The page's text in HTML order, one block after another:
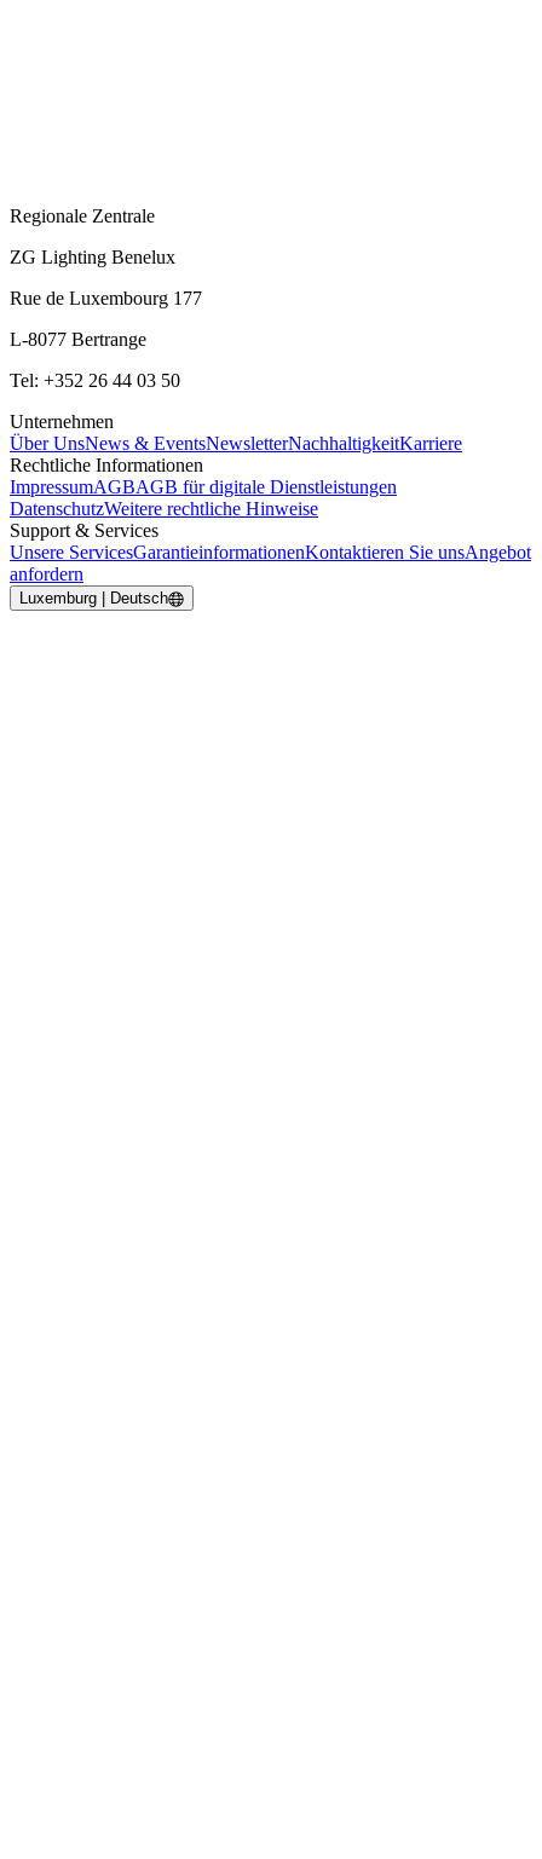
Regionale Zentrale
ZG Lighting Benelux
Rue de Luxembourg 177
L-8077 Bertrange
Tel: +352 26 44 03 50
Unternehmen
Über UnsNews & EventsNewsletterNachhaltigkeitKarriere
Rechtliche Informationen
ImpressumAGBAGB für digitale Dienstleistungen
DatenschutzWeitere rechtliche Hinweise
Support & Services
Unsere ServicesGarantieinformationenKontaktieren Sie unsAngebot
anfordern
Luxemburg | Deutsch